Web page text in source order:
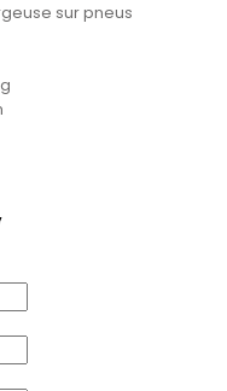
sur pneus